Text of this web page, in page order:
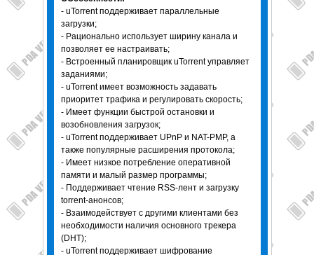
- uTorrent поддерживает параллельные
загрузки;
- Рационально использует ширину канала и
позволяет ее настраивать;
- Встроенный планировщик uTorrent управляет
заданиями;
- uTorrent имеет возможность задавать
приоритет трафика и регулировать скорость;
- Имеет функции быстрой остановки и
возобновления загрузок;
- uTorrent поддерживает UPnP и NAT-PMP, а
также популярные расширения протокола;
- Имеет низкое потребление оперативной
памяти и малый размер программы;
- Поддерживает чтение RSS-лент и загрузку
torrent-анонсов;
- Взаимодействует с другими клиентами без
необходимости наличия основного трекера
(DHT);
- uTorrent поддерживает шифрование